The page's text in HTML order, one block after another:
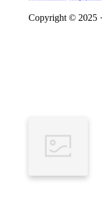
Copyright © 2025 ·